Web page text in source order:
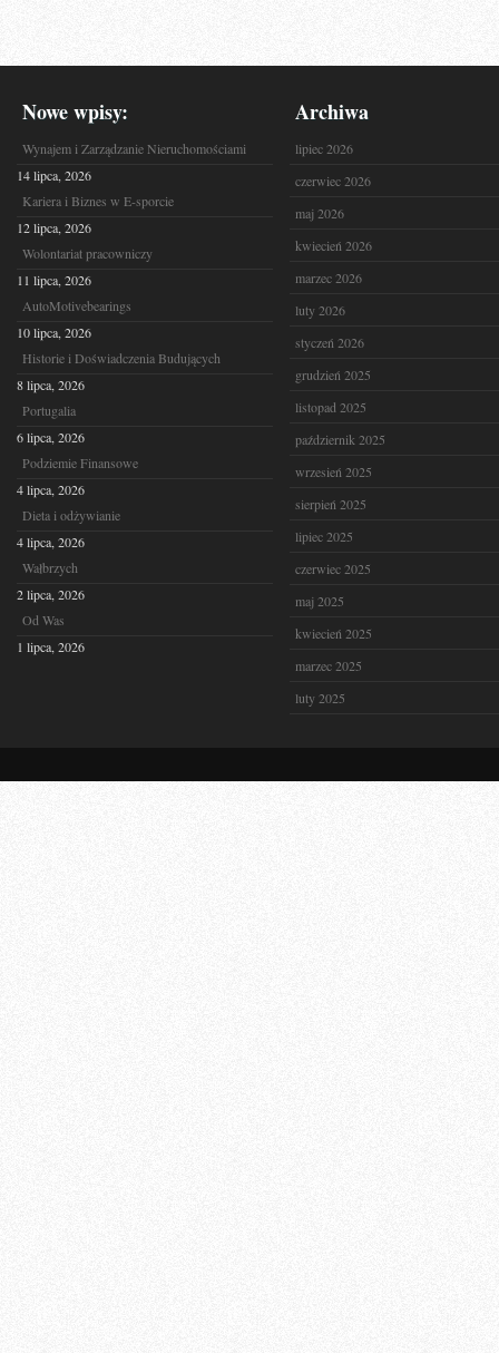
Nowe wpisy:
Wynajem i Zarządzanie Nieruchomościami
14 lipca, 2026
Kariera i Biznes w E-sporcie
12 lipca, 2026
Wolontariat pracowniczy
11 lipca, 2026
AutoMotivebearings
10 lipca, 2026
Historie i Doświadczenia Budujących
8 lipca, 2026
Portugalia
6 lipca, 2026
Podziemie Finansowe
4 lipca, 2026
Dieta i odżywianie
4 lipca, 2026
Wałbrzych
2 lipca, 2026
Od Was
1 lipca, 2026
Archiwa
lipiec 2026
czerwiec 2026
maj 2026
kwiecień 2026
marzec 2026
luty 2026
styczeń 2026
grudzień 2025
listopad 2025
październik 2025
wrzesień 2025
sierpień 2025
lipiec 2025
czerwiec 2025
maj 2025
kwiecień 2025
marzec 2025
luty 2025